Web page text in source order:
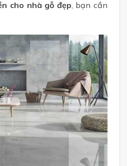
cho nhà gỗ đẹp , bạn cần